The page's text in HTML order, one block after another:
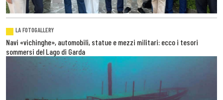
LA FOTOGALLERY
Navi «vichinghe», automobili, statue e mezzi militari: ecco i tesori
sommersi del Lago di Garda